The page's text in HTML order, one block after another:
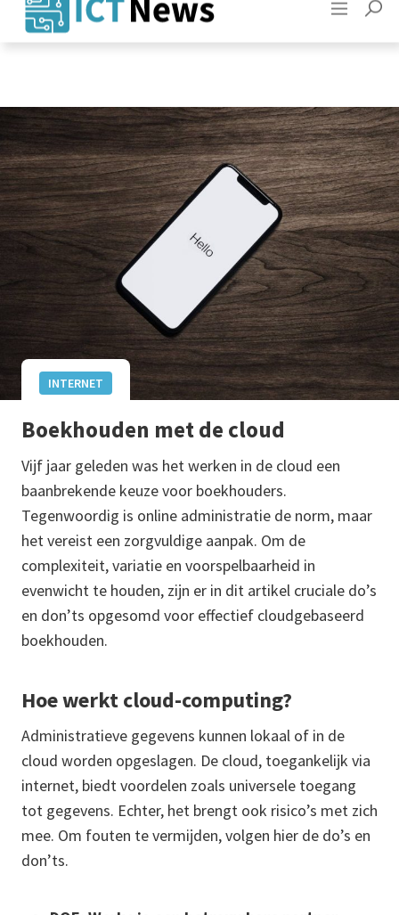
Contact
INTERNET
Boekhouden met de cloud
Vijf jaar geleden was het werken in de cloud een
baanbrekende keuze voor boekhouders.
Tegenwoordig is online administratie de norm, maar
het vereist een zorgvuldige aanpak. Om de
complexiteit, variatie en voorspelbaarheid in
evenwicht te houden, zijn er in dit artikel cruciale do’s
en don’ts opgesomd voor effectief cloudgebaseerd
boekhouden.
Hoe werkt cloud-computing?
Administratieve gegevens kunnen lokaal of in de
cloud worden opgeslagen. De cloud, toegankelijk via
internet, biedt voordelen zoals universele toegang
tot gegevens. Echter, het brengt ook risico’s met zich
mee. Om fouten te vermijden, volgen hier de do’s en
don’ts.